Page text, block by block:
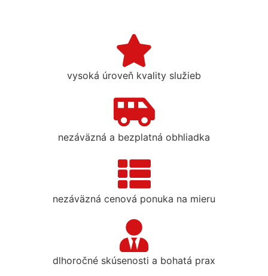
vysoká úroveň kvality služieb
nezáväzná a bezplatná obhliadka
nezáväzná cenová ponuka na mieru
dlhoročné skúsenosti a bohatá prax